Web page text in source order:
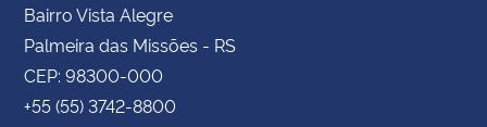
Bairro Vista Alegre
Palmeira das Missões - RS
CEP: 98300-000
+55 (55) 3742-8800